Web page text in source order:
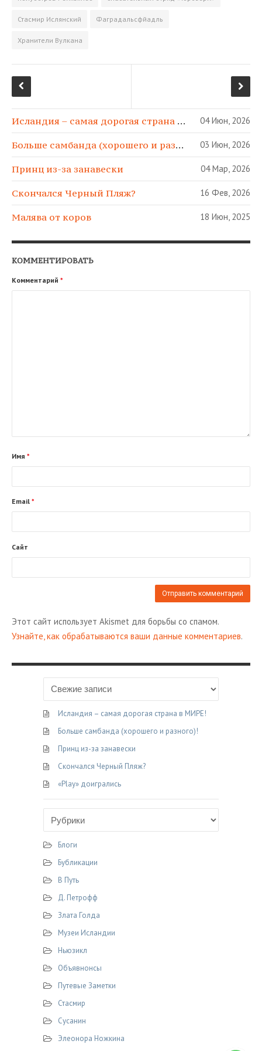
Стасмир Ислянский Фаградальсфйадль
Хранители Вулкана
Исландия – самая дорогая страна в МИРЕ! 04 Июн, 2026
Больше самбанда (хорошего и разного)! 03 Июн, 2026
Принц из-за занавески 04 Мар, 2026
Скончался Черный Пляж? 16 Фев, 2026
Малява от коров 18 Июн, 2025
КОММЕНТИРОВАТЬ
Комментарий *
Имя *
Email *
Сайт
Этот сайт использует Akismet для борьбы со спамом.
Узнайте, как обрабатываются ваши данные комментариев.
Исландия – самая дорогая страна в МИРЕ!
Больше самбанда (хорошего и разного)!
Принц из-за занавески
Скончался Черный Пляж?
«Play» доигрались
Блоги
Бубликации
В Путь
Д. Петрофф
Злата Голда
Музеи Исландии
Ньюзикл
Объявнонсы
Путевые Заметки
Стасмир
Сусанин
Элеонора Ножкина